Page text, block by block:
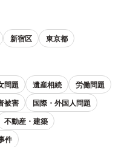
新宿区 東京都
問題 遺産相続
労働問題
被害
国際・外国人問題
不動産・建築
件